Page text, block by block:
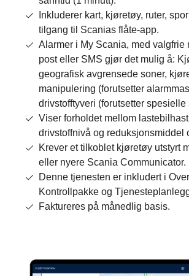
Inkluderer kart, kjøretøy, ruter,
tilgang til Scanias flåte-app.
Alarmer i My Scania, med valgfrie
post eller SMS gjør det mulig å:
geografisk avgrensede soner,
manipulering (forutsetter
drivstofftyveri (forutsetter spesielle
Viser forholdet mellom
drivstoffnivå og reduksjonsmiddel
Krever et tilkoblet kjøretøy utstyrt
eller nyere Scania Communicator.
Denne tjenesten er inkludert i
Kontrollpakke og
Faktureres på månedlig basis.